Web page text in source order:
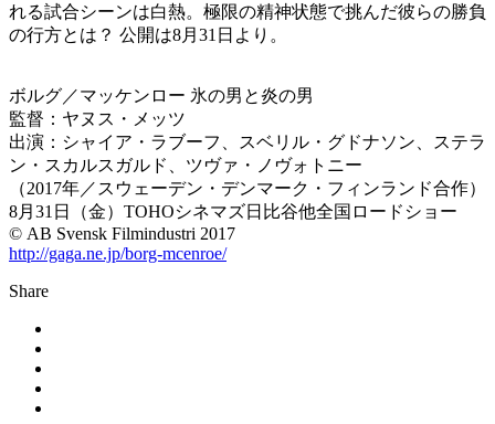
れる試合シーンは白熱。極限の精神状態で挑んだ彼らの勝負
の行方とは？ 公開は8月31日より。
ボルグ／マッケンロー 氷の男と炎の男
監督：ヤヌス・メッツ
出演：シャイア・ラブーフ、スベリル・グドナソン、ステラ
ン・スカルスガルド、ツヴァ・ノヴォトニー
（2017年／スウェーデン・デンマーク・フィンランド合作）
8月31日（金）TOHOシネマズ日比谷他全国ロードショー
©︎ AB Svensk Filmindustri 2017
http://gaga.ne.jp/borg-mcenroe/
Share